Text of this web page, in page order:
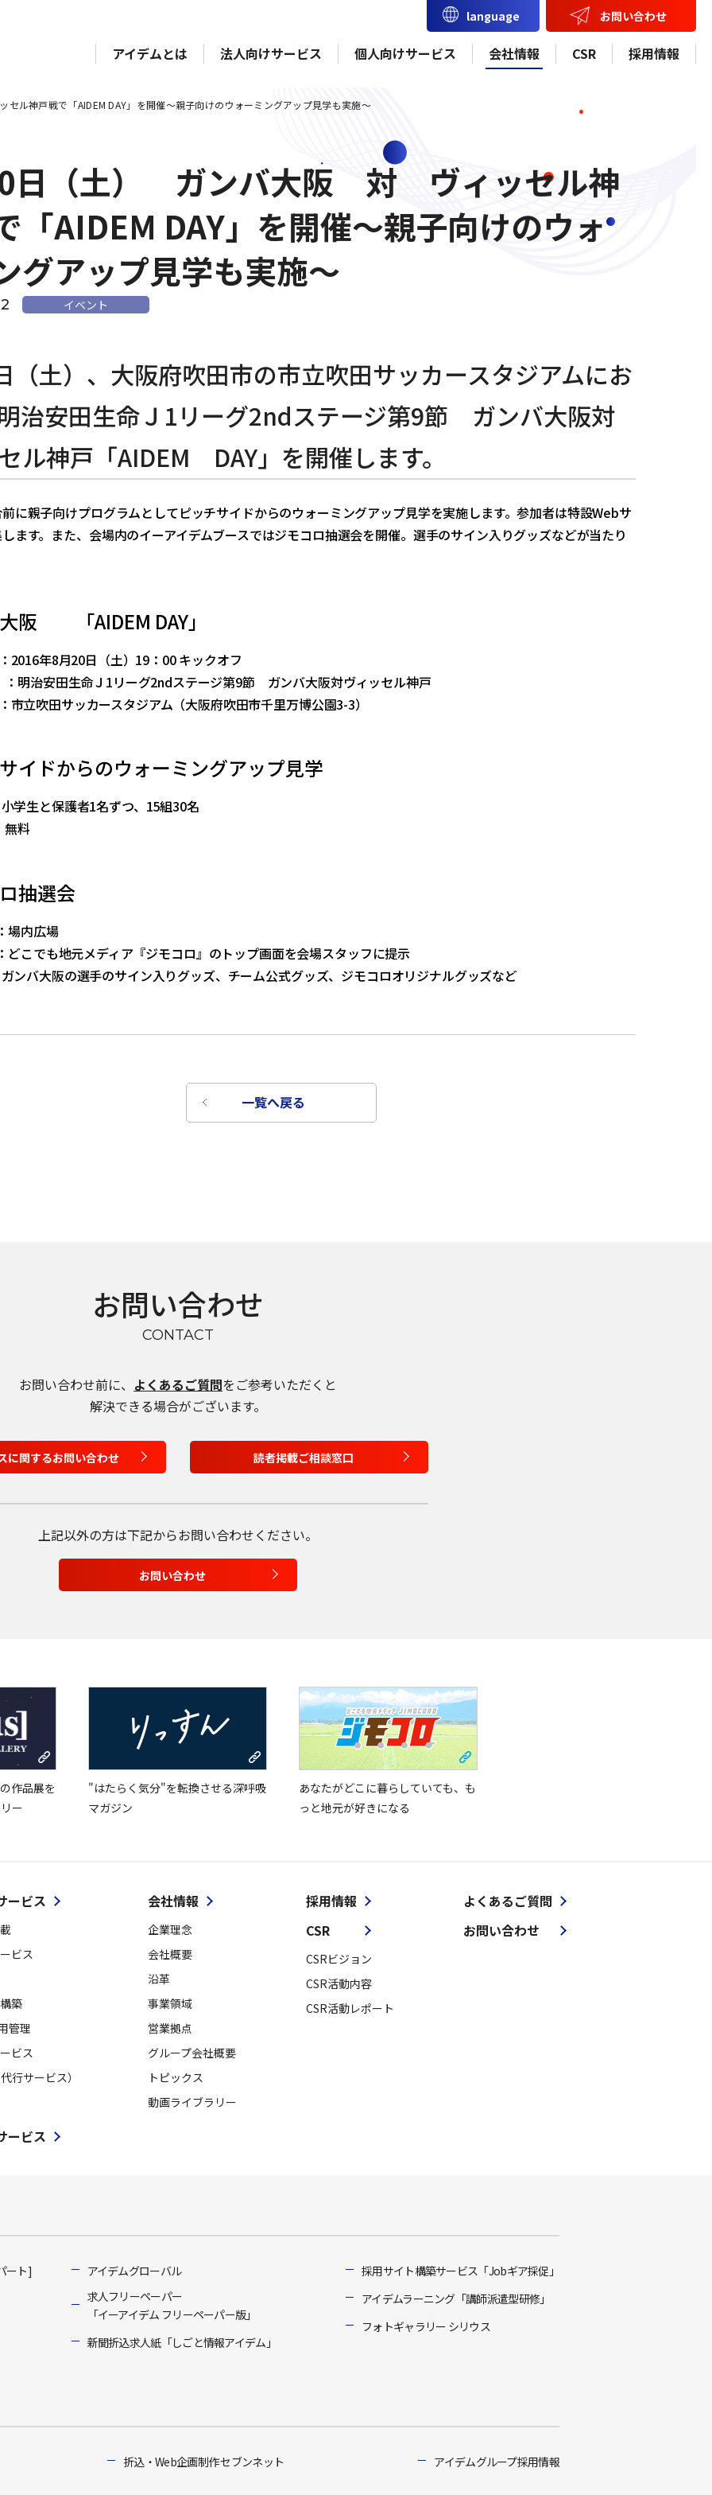
language お問い合わせ
アイデムとは 法人向けサービス 個人向けサービス 会社情報 CSR 採用情報
日本語
English
神戸戦で「AIDEM DAY」を開催～親子向けのウォーミングアップ見学も実施～
日（土） ガンバ大阪 対 ヴィッセル神
「AIDEM DAY」を開催～親子向けのウォ
グアップ見学も実施～
イベント
（土）、大阪府吹田市の市立吹田サッカースタジアムにお
治安田生命Ｊ1リーグ2ndステージ第9節 ガンバ大阪対
ル神戸「AIDEM DAY」を開催します。
に親子向けプログラムとしてピッチサイドからのウォーミングアップ見学を実施します。参加者は特設Webサ
ます。また、会場内のイーアイデムブースではジモコロ抽選会を開催。選手のサイン入りグッズなどが当たり
阪 「AIDEM DAY」
年8月20日（土）19：00 キックオフ
明治安田生命Ｊ1リーグ2ndステージ第9節 ガンバ大阪対ヴィッセル神戸
田サッカースタジアム（大阪府吹田市千里万博公園3-3）
イドからのウォーミングアップ見学
と保護者1名ずつ、15組30名
料
抽選会
内広場
こでも地元メディア『ジモコロ』のトップ画面を会場スタッフに提示
大阪の選手のサイン入りグッズ、チーム公式グッズ、ジモコロオリジナルグッズなど
一覧へ戻る
お問い合わせ
CONTACT
お問い合わせ前に、 よくあるご質問をご参考いただくと
解決できる場合がございます。
に関するお問い合わせ 読者掲載ご相談窓口
上記以外の方は下記からお問い合わせください。
お問い合わせ
作品展を
ー
"はたらく気分"を転換させる深呼吸
マガジン
あなたがどこに暮らしていても、も
っと地元が好きになる
ービス
ビス
築
管理
ビス
行サービス）
ービス
会社情報
企業理念
会社概要
沿革
事業領域
営業拠点
グループ会社概要
トピックス
動画ライブラリー
採用情報
CSR
CSRビジョン
CSR活動内容
CSR活動レポート
よくあるご質問
お問い合わせ
ート]
アイデムグローバル
求人フリーペーパー
「イーアイデム フリーペーパー版」
新聞折込求人紙「しごと情報アイデム」
採用サイト構築サービス「Jobギア採促」
アイデムラーニング「講師派遣型研修」
フォトギャラリー シリウス
折込・Web企画制作 セブンネット アイデムグループ採用情報